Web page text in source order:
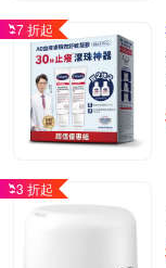
7 折起
3 折起